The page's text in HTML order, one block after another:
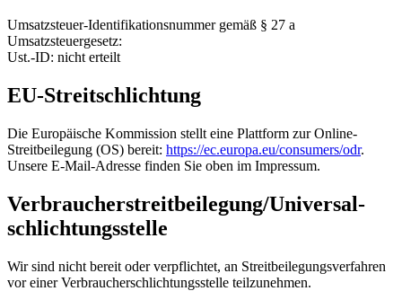
Umsatzsteuer-Identifikationsnummer gemäß § 27 a
Umsatzsteuergesetz:
Ust.-ID: nicht erteilt
EU-Streitschlichtung
Die Europäische Kommission stellt eine Plattform zur Online-
Streitbeilegung (OS) bereit: https://ec.europa.eu/consumers/odr.
Unsere E-Mail-Adresse finden Sie oben im Impressum.
Verbraucher­streit­beilegung/Universal­
schlichtungs­stelle
Wir sind nicht bereit oder verpflichtet, an Streitbeilegungsverfahren
vor einer Verbraucherschlichtungsstelle teilzunehmen.